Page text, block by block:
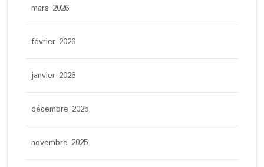
mars 2026
février 2026
janvier 2026
décembre 2025
novembre 2025